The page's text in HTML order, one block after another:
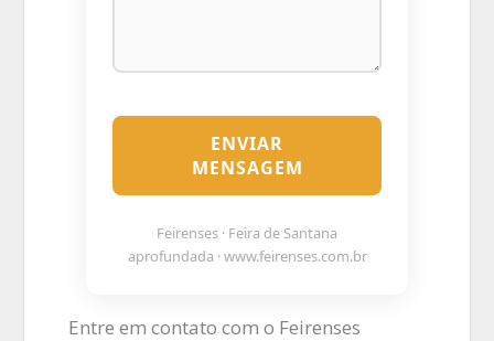
ENVIAR
MENSAGEM
Feirenses · Feira de Santana
aprofundada · www.feirenses.com.br
Entre em contato com o Feirenses